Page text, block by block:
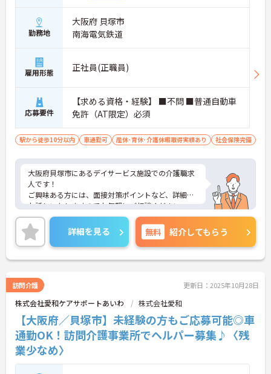
勤務地
大阪府 貝塚市
南海電気鉄道
雇用形態 正社員(正職員)
応募要件
【求める資格・経験】 ■不問 ■普通自動車
免許（AT限定）必須
駅から徒歩10分以内 車通勤可 産休･育休･介護休暇取得実績あり 社会保険完備
大阪府貝塚市にあるデイサービス施設での介護職求
人です！
ご興味ある方には、面接対策ポイントなど、詳細を
お話しいたしますのでお気軽にご相談ください。
詳細を見る 無料 紹介してもらう
訪問介護 更新日：2025年10月28日
株式会社愛和ケアサポートあいわ 株式会社愛和
【大阪府／貝塚市】未経験の方もご応募可能◎車
通勤OK！訪問介護事業所でヘルパー募集♪〈残
業少なめ〉